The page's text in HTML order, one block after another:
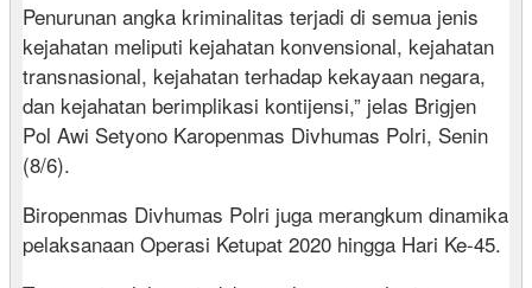
Penurunan angka kriminalitas terjadi di semua jenis
kejahatan meliputi kejahatan konvensional, kejahatan
transnasional, kejahatan terhadap kekayaan negara,
dan kejahatan berimplikasi kontijensi,” jelas Brigjen
Pol Awi Setyono Karopenmas Divhumas Polri, Senin
(8/6).
Biropenmas Divhumas Polri juga merangkum dinamika
pelaksanaan Operasi Ketupat 2020 hingga Hari Ke-45.